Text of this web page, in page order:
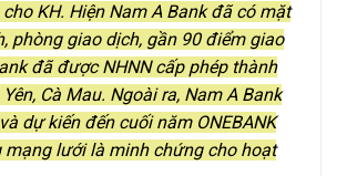
KH. Hiện Nam A Bank đã có mặt
phòng giao dịch, gần 90 điểm giao
đã được NHNN cấp phép thành
Cà Mau. Ngoài ra, Nam A Bank
dự kiến đến cuối năm ONEBANK
mạng lưới là minh chứng cho hoạt